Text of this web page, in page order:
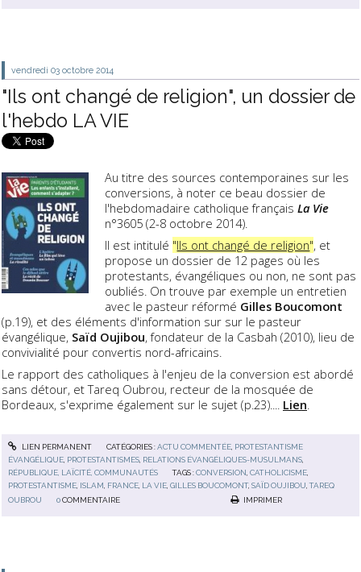
vendredi 03 octobre 2014
"Ils ont changé de religion", un dossier de
l'hebdo LA VIE
Au titre des sources contemporaines sur les
conversions, à noter ce beau dossier de
l'hebdomadaire catholique françaisLa Vie
n°3605 (2-8 octobre 2014).
Il est intitulé "Ils ont changé de religion", et
propose un dossier de 12 pages où les
protestants, évangéliques ou non, ne sont pas
oubliés. On trouve par exemple un entretien
avec le pasteur réformé Gilles Boucomont
(p.19), et des éléments d'information sur sur le pasteur
évangélique, Saïd Oujibou, fondateur de la Casbah (2010), lieu de
convivialité pour convertis nord-africains.
Le rapport des catholiques à l'enjeu de la conversion est abordé
sans détour, et Tareq Oubrou, recteur de la mosquée de
Bordeaux, s'exprime également sur le sujet (p.23).... Lien.
LIEN PERMANENT CATÉGORIES :ACTU COMMENTÉE, PROTESTANTISME
ÉVANGÉLIQUE PROTESTANTISMES RELATIONS ÉVANGÉLIQUES-MUSULMANS
RÉPUBLIQUE, LAÏCITÉ, COMMUNAUTÉS
TAGS :CONVERSION ,CATHOLICISME
PROTESTANTISME ISLAM FRANCE LA VIE ,GILLES BOUCOMONT,SAÏD OUJIBOU ,TAREQ
OUBROU
0 COMMENTAIRE IMPRIMER